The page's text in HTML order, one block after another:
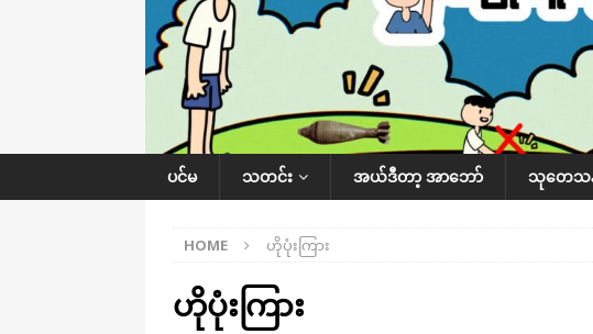
[ August 5, 2026 ] ဂျပန်ရဲ့ ဒုံးကျည်စမ်းသပ်မှုကို မြောက်ကို
[ August 6, 2026 ] တာကျိုးပြီး ခုနှစ်ရက်မြောက်နေ့မှာ
ပင်မ သတင်း အယ်ဒီတာ့ အာဘော် သုတေသ
HOME ဟိုပုံးကြား
ဟိုပုံးကြား